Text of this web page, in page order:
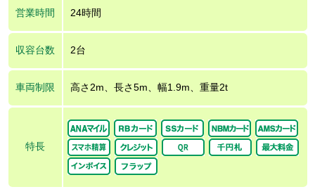
営業時間 24時間
収容台数 2台
車両制限 高さ2m、長さ5m、幅1.9m、重量2t
特長